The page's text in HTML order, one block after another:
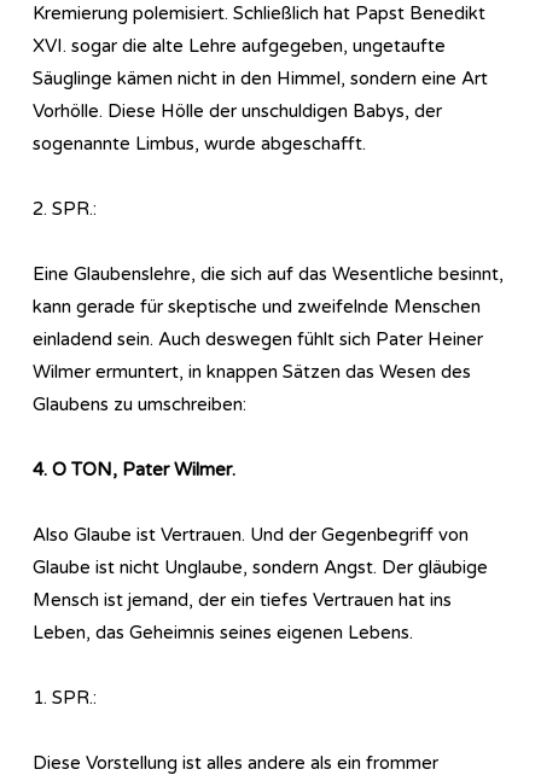
Kremierung polemisiert. Schließlich hat Papst Benedikt
XVI. sogar die alte Lehre aufgegeben, ungetaufte
Säuglinge kämen nicht in den Himmel, sondern eine Art
Vorhölle. Diese Hölle der unschuldigen Babys, der
sogenannte Limbus, wurde abgeschafft.
2. SPR.:
Eine Glaubenslehre, die sich auf das Wesentliche besinnt,
kann gerade für skeptische und zweifelnde Menschen
einladend sein. Auch deswegen fühlt sich Pater Heiner
Wilmer ermuntert, in knappen Sätzen das Wesen des
Glaubens zu umschreiben:
4. O TON, Pater Wilmer.
Also Glaube ist Vertrauen. Und der Gegenbegriff von
Glaube ist nicht Unglaube, sondern Angst. Der gläubige
Mensch ist jemand, der ein tiefes Vertrauen hat ins
Leben, das Geheimnis seines eigenen Lebens.
1. SPR.:
Diese Vorstellung ist alles andere als ein frommer